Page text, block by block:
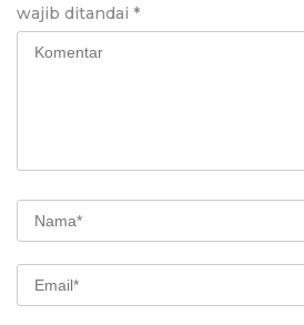
wajib ditandai *